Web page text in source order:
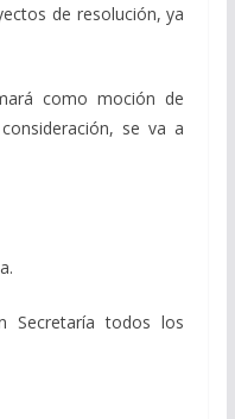
de resolución, ya
como moción de
se va a
todos los